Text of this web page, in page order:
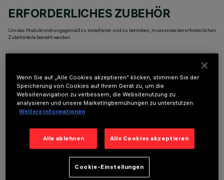
ERFORDERLICHES ZUBEHÖR
Um das Produkt ordnungsgemäß zu installieren und zu betreiben, muss eines der erforderlichen
Zubehörteile bestellt werden:
OPTIONALE KOMPONENTEN
TECHNISCHE DATEN
Wenn Sie auf „Alle Cookies akzeptieren“ klicken, stimmen Sie der
Speicherung von Cookies auf Ihrem Gerät zu, um die
Websitenavigation zu verbessern, die Websitenutzung zu
analysieren und unsere Marketingbemühungen zu unterstützen.
Weitere Informationen
Alle ablehnen Alle Cookies akzeptieren
Cookie-Einstellungen